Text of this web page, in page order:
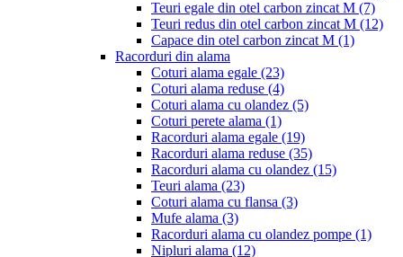
Teuri egale din otel carbon zincat M (7)
Teuri redus din otel carbon zincat M (12)
Capace din otel carbon zincat M (1)
Racorduri din alama
Coturi alama egale (23)
Coturi alama reduse (4)
Coturi alama cu olandez (5)
Coturi perete alama (1)
Racorduri alama egale (19)
Racorduri alama reduse (35)
Racorduri alama cu olandez (15)
Teuri alama (23)
Coturi alama cu flansa (3)
Mufe alama (3)
Racorduri alama cu olandez pompe (1)
Nipluri alama (12)